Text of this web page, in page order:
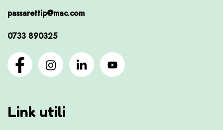
passarettip@mac.com
0733 890325
Link utili